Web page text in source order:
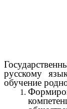
русскому
обучение